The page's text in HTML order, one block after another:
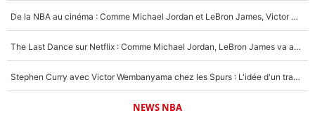
De la NBA au cinéma : Comme Michael Jordan et LeBron James, Victor Wembanyama rêve d'une carrière d'acteur !
The Last Dance sur Netflix : Comme Michael Jordan, LeBron James va avoir le droit à sa série !
Stephen Curry avec Victor Wembanyama chez les Spurs : L'idée d'un trade historique est lancée en NBA !
NEWS NBA